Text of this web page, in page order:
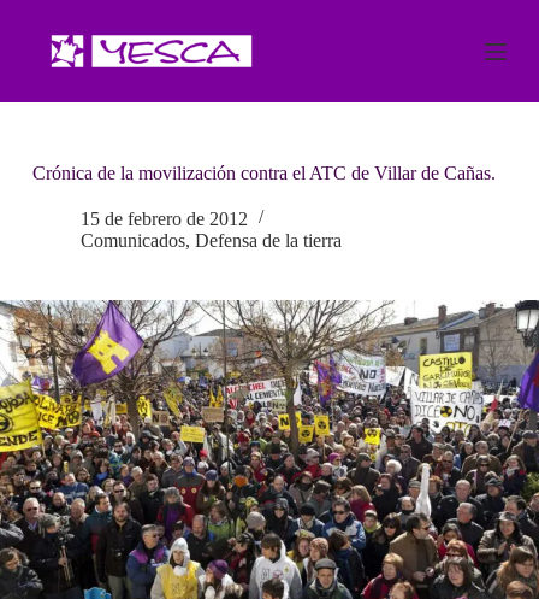
a
n
i
d
o
Crónica de la movilización contra el ATC de Villar de Cañas.
15 de febrero de 2012
Comunicados, Defensa de la tierra